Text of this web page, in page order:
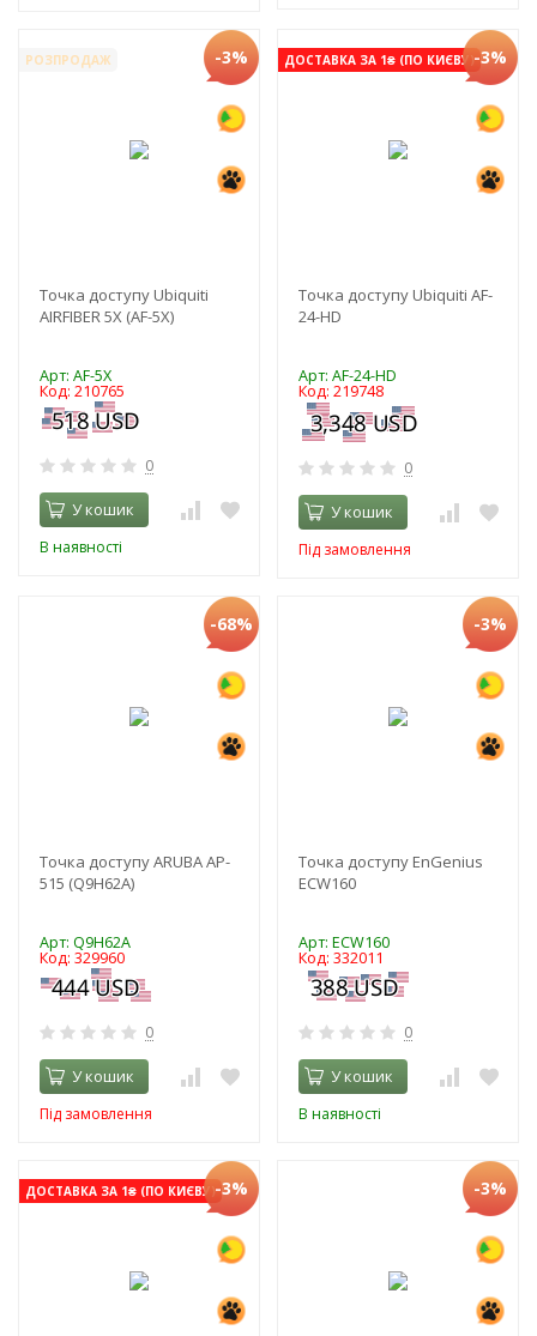
РОЗПРОДАЖ -3%
Точка доступу Ubiquiti
AIRFIBER 5X (AF-5X)
Арт: AF-5X
Код: 210765
0
У кошик
В наявності
ДОСТАВКА ЗА 1₴ (ПО КИЄВУ)-3%
Точка доступу Ubiquiti AF-
24-HD
Арт: AF-24-HD
Код: 219748
0
У кошик
Під замовлення
-68%
Точка доступу ARUBA AP-
515 (Q9H62A)
Арт: Q9H62A
Код: 329960
0
У кошик
Під замовлення
-3%
Точка доступу EnGenius
ECW160
Арт: ECW160
Код: 332011
0
У кошик
В наявності
ДОСТАВКА ЗА 1₴ (ПО КИЄВУ)-3% -3%